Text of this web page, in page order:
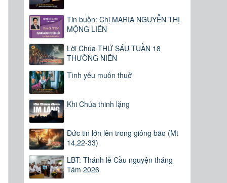
Tin buồn: Chị MARIA NGUYỄN THỊ
MỘNG LIÊN
Lời Chúa THỨ SÁU TUẦN 18
THƯỜNG NIÊN
Tình yêu muôn thuở
Khi Chúa thinh lặng
Đức tin lớn lên trong giông bão (Mt
14,22-33)
LBT: Thánh lễ Cầu nguyện tháng
Tám 2026